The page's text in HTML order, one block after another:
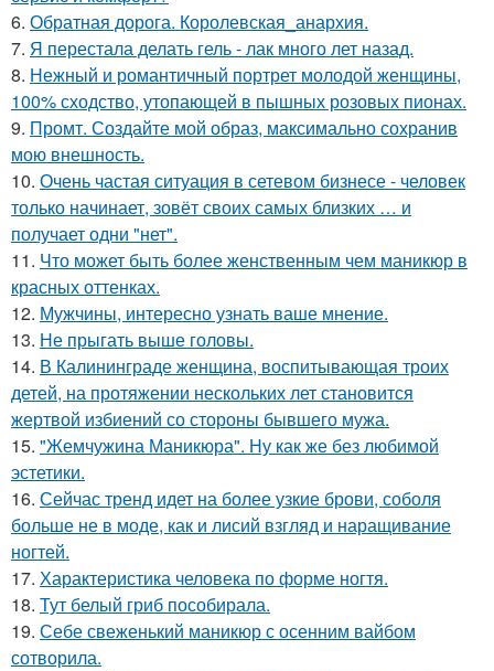
6. Обратная дорога. Королевская_анархия.
7. Я перестала делать гель - лак много лет назад.
8. Нежный и романтичный портрет молодой женщины,
100% сходство, утопающей в пышных розовых пионах.
9. Промт. Создайте мой образ, максимально сохранив
мою внешность.
10. Очень частая ситуация в сетевом бизнесе - человек
только начинает, зовёт своих самых близких … и
получает одни "нет".
11. Что может быть более женственным чем маникюр в
красных оттенках.
12. Мужчины, интересно узнать ваше мнение.
13. Не прыгать выше головы.
14. В Калининграде женщина, воспитывающая троих
детей, на протяжении нескольких лет становится
жертвой избиений со стороны бывшего мужа.
15. "Жемчужина Маникюра". Ну как же без любимой
эстетики.
16. Сейчас тренд идет на более узкие брови, соболя
больше не в моде, как и лисий взгляд и наращивание
ногтей.
17. Характеристика человека по форме ногтя.
18. Тут белый гриб пособирала.
19. Себе свеженький маникюр с осенним вайбом
сотворила.